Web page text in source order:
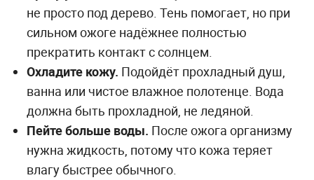
не просто под дерево. Тень помогает, но при
сильном ожоге надёжнее полностью
прекратить контакт с солнцем.
Охладите кожу. Подойдёт прохладный душ,
ванна или чистое влажное полотенце. Вода
должна быть прохладной, не ледяной.
Пейте больше воды. После ожога организму
нужна жидкость, потому что кожа теряет
влагу быстрее обычного.